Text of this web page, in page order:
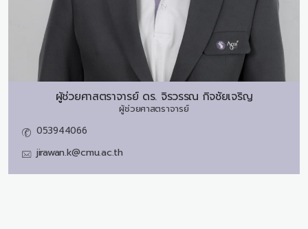
ผู้ช่วยศาสตราจารย์ ดร. จิรวรรณ กิจชัยเจริญ
ผู้ช่วยศาสตราจารย์
053944066
jirawan.k@cmu.ac.th